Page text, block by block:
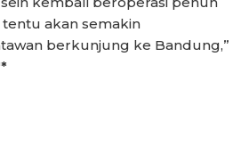
akan semakin
berkunjung ke Bandung,”